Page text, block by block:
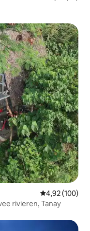
Gemiddelde
4,92 (100)
rivieren, Tanay